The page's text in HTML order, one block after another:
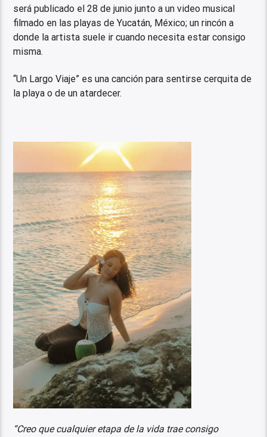
será publicado el 28 de junio junto a un video musical
filmado en las playas de Yucatán, México; un rincón a
donde la artista suele ir cuando necesita estar consigo
misma.
“Un Largo Viaje” es una canción para sentirse cerquita de
la playa o de un atardecer.
“Creo que cualquier etapa de la vida trae consigo